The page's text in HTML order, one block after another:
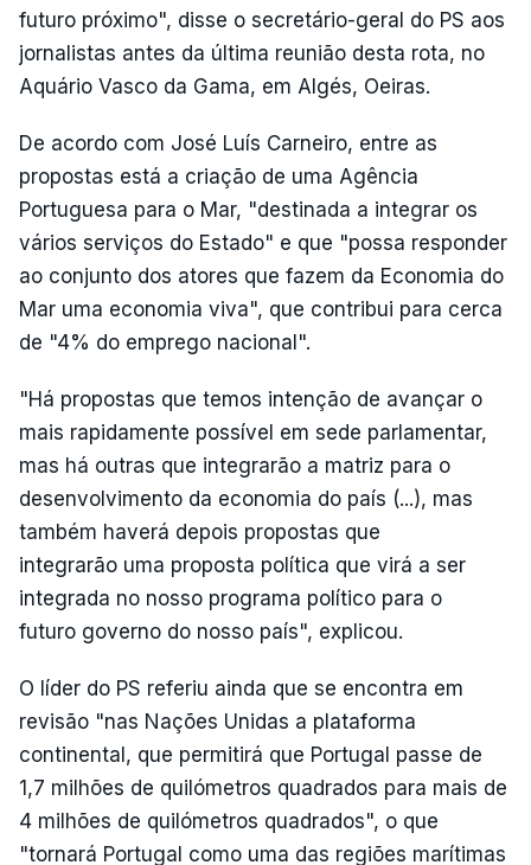
futuro próximo", disse o secretário-geral do PS aos
jornalistas antes da última reunião desta rota, no
Aquário Vasco da Gama, em Algés, Oeiras.
De acordo com José Luís Carneiro, entre as
propostas está a criação de uma Agência
Portuguesa para o Mar, "destinada a integrar os
vários serviços do Estado" e que "possa responder
ao conjunto dos atores que fazem da Economia do
Mar uma economia viva", que contribui para cerca
de "4% do emprego nacional".
"Há propostas que temos intenção de avançar o
mais rapidamente possível em sede parlamentar,
mas há outras que integrarão a matriz para o
desenvolvimento da economia do país (...), mas
também haverá depois propostas que
integrarão uma proposta política que virá a ser
integrada no nosso programa político para o
futuro governo do nosso país", explicou.
O líder do PS referiu ainda que se encontra em
revisão "nas Nações Unidas a plataforma
continental, que permitirá que Portugal passe de
1,7 milhões de quilómetros quadrados para mais de
4 milhões de quilómetros quadrados", o que
"tornará Portugal como uma das regiões marítimas